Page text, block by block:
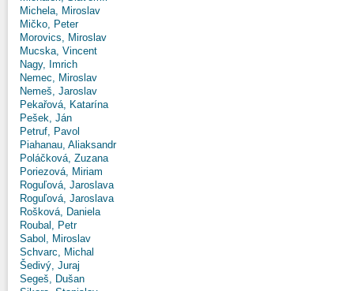
Michela, Miroslav
Mičko, Peter
Morovics, Miroslav
Mucska, Vincent
Nagy, Imrich
Nemec, Miroslav
Nemeš, Jaroslav
Pekařová, Katarína
Pešek, Ján
Petruf, Pavol
Piahanau, Aliaksandr
Poláčková, Zuzana
Poriezová, Miriam
Roguľová, Jaroslava
Roguľová, Jaroslava
Rošková, Daniela
Roubal, Petr
Sabol, Miroslav
Schvarc, Michal
Šedivý, Juraj
Segeš, Dušan